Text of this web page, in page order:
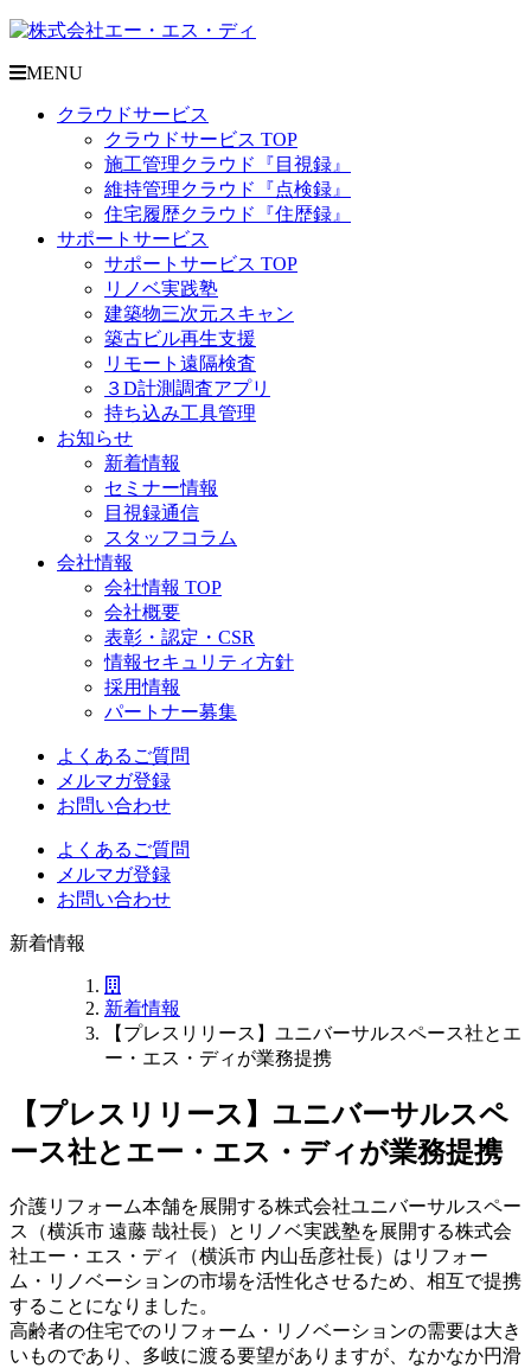
MENU
クラウドサービス
クラウドサービス TOP
施工管理クラウド『目視録』
維持管理クラウド『点検録』
住宅履歴クラウド『住歴録』
サポートサービス
サポートサービス TOP
リノベ実践塾
建築物三次元スキャン
築古ビル再生支援
リモート遠隔検査
３D計測調査アプリ
持ち込み工具管理
お知らせ
新着情報
セミナー情報
目視録通信
スタッフコラム
会社情報
会社情報 TOP
会社概要
表彰・認定・CSR
情報セキュリティ方針
採用情報
パートナー募集
よくあるご質問
メルマガ登録
お問い合わせ
よくあるご質問
メルマガ登録
お問い合わせ
新着情報
新着情報
【プレスリリース】ユニバーサルスペース社とエ
ー・エス・ディが業務提携
【プレスリリース】ユニバーサルスペ
ース社とエー・エス・ディが業務提携
介護リフォーム本舗を展開する株式会社ユニバーサルスペー
ス（横浜市 遠藤 哉社長）とリノベ実践塾を展開する株式会
社エー・エス・ディ（横浜市 内山岳彦社長）はリフォー
ム・リノベーションの市場を活性化させるため、相互で提携
することになりました。
高齢者の住宅でのリフォーム・リノベーションの需要は大き
いものであり、多岐に渡る要望がありますが、なかなか円滑